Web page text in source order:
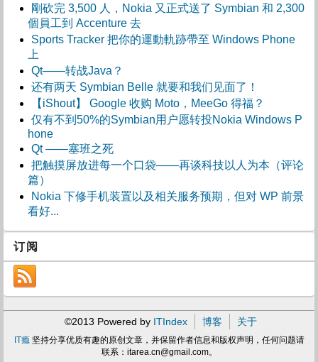
剛砍完 3,500 人，Nokia 又正式送了 Symbian 和 2,300
個員工到 Accenture 去
Sports Tracker 把你的運動軌跡帶至 Windows Phone
上
Qt——转战Java？
还有两天 Symbian Belle 就要和我们见面了！
【iShout】 Google 收购 Moto，MeeGo 得福？
仅有不到50%的Symbian用户愿转投Nokia Windows P
hone
Qt ——塞班之死
把触摸屏放进每一个口袋——再谈科技以人为本（评论
篇）
Nokia 下修手机装置以及相关服务预期，但对 WP 前景
看好...
订阅
©2013 Powered by ITIndex 博客 关于
IT瘾坚持分享优质有趣的原创文章，并保留作者信息和版权声明，任何问题请
联系： itarea.cn@gmail.com。